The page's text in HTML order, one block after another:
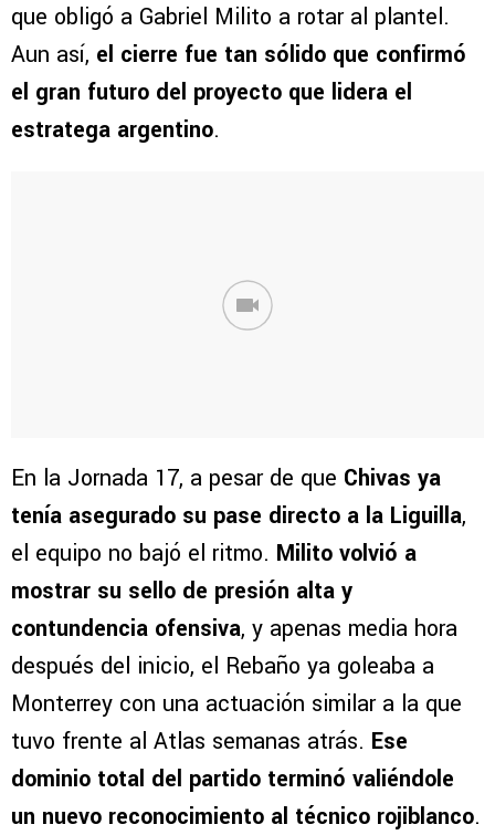
que obligó a Gabriel Milito a rotar al plantel.
Aun así, el cierre fue tan sólido que confirmó
el gran futuro del proyecto que lidera el
estratega argentino.
En la Jornada 17, a pesar de que Chivas ya
tenía asegurado su pase directo a la Liguilla,
el equipo no bajó el ritmo. Milito volvió a
mostrar su sello de presión alta y
contundencia ofensiva, y apenas media hora
después del inicio, el Rebaño ya goleaba a
Monterrey con una actuación similar a la que
tuvo frente al Atlas semanas atrás. Ese
dominio total del partido terminó valiéndole
un nuevo reconocimiento al técnico rojiblanco.